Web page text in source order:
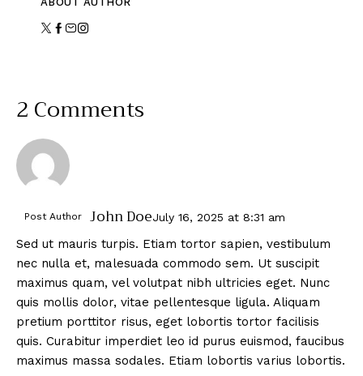
2 Comments
Post Author John DoeJuly 16, 2025 at 8:31 am
Sed ut mauris turpis. Etiam tortor sapien, vestibulum
nec nulla et, malesuada commodo sem. Ut suscipit
maximus quam, vel volutpat nibh ultricies eget. Nunc
quis mollis dolor, vitae pellentesque ligula. Aliquam
pretium porttitor risus, eget lobortis tortor facilisis
quis. Curabitur imperdiet leo id purus euismod, faucibus
maximus massa sodales. Etiam lobortis varius lobortis.